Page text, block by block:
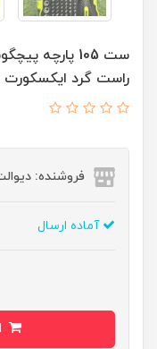
ست 105
راست گرد ایکسکورت
فروشنده: دیوالت
آماده ارسال